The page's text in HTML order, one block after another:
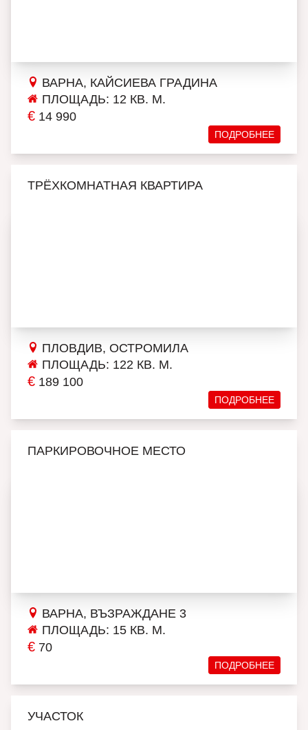
ВАРНА, КАЙСИЕВА ГРАДИНА
ПЛОЩАДЬ: 12 КВ. М.
€ 14 990
ПОДРОБНЕЕ
ТРЁХКОМНАТНАЯ КВАРТИРА
ПЛОВДИВ, ОСТРОМИЛА
ПЛОЩАДЬ: 122 КВ. М.
€ 189 100
ПОДРОБНЕЕ
ПАРКИРОВОЧНОЕ МЕСТО
ВАРНА, ВЪЗРАЖДАНЕ 3
ПЛОЩАДЬ: 15 КВ. М.
€ 70
ПОДРОБНЕЕ
УЧАСТОК